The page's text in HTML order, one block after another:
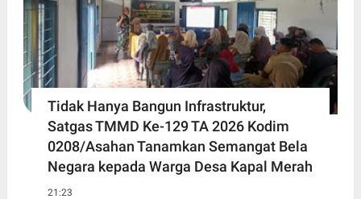
Tidak Hanya Bangun Infrastruktur,
Satgas TMMD Ke-129 TA 2026 Kodim
0208/Asahan Tanamkan Semangat Bela
Negara kepada Warga Desa Kapal Merah
21:23